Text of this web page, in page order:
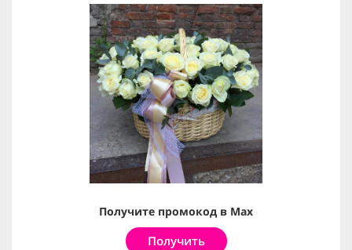
Получите промокод в Max
Получить